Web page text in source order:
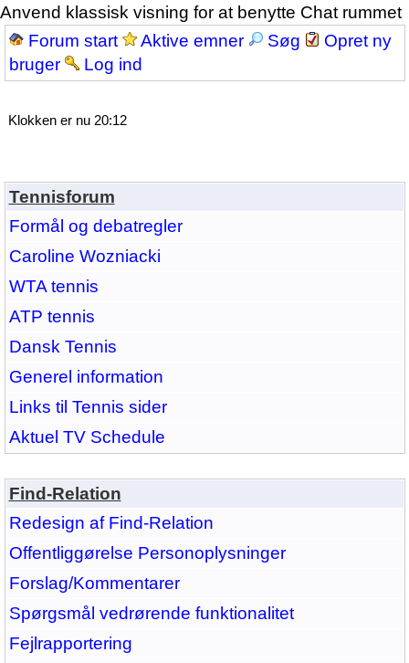
Anvend klassisk visning for at benytte Chat rummet
Forum start Aktive emner Søg
Opret ny
bruger
Log ind
Klokken er nu 20:12
Tennisforum
Formål og debatregler
Caroline Wozniacki
WTA tennis
ATP tennis
Dansk Tennis
Generel information
Links til Tennis sider
Aktuel TV Schedule
Find-Relation
Redesign af Find-Relation
Offentliggørelse Personoplysninger
Forslag/Kommentarer
Spørgsmål vedrørende funktionalitet
Fejlrapportering